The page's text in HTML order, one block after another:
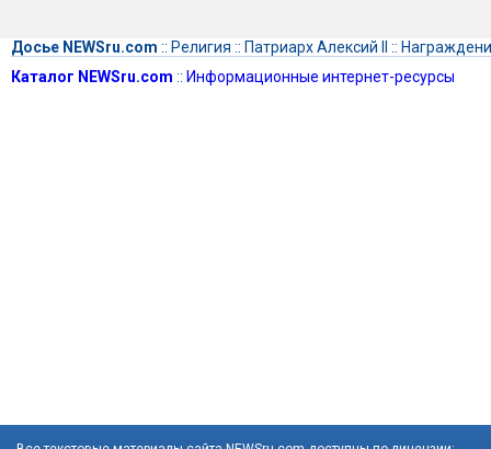
Досье NEWSru.com :: Религия :: Патриарх Алексий II ::
Каталог NEWSru.com :: Информационные интернет-ресурсы